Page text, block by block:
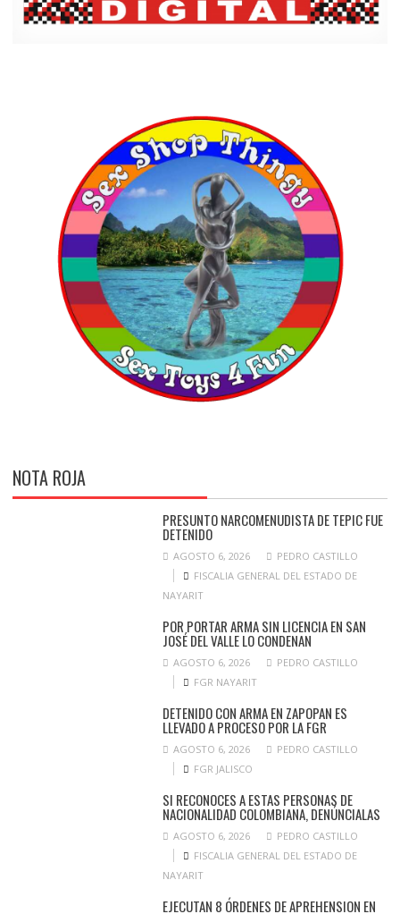
NOTA ROJA
PRESUNTO NARCOMENUDISTA DE TEPIC FUE
DETENIDO
AGOSTO 6, 2026
PEDRO CASTILLO
FISCALIA GENERAL DEL ESTADO DE
NAYARIT
POR PORTAR ARMA SIN LICENCIA EN SAN
JOSÉ DEL VALLE LO CONDENAN
AGOSTO 6, 2026
PEDRO CASTILLO
FGR NAYARIT
DETENIDO CON ARMA EN ZAPOPAN ES
LLEVADO A PROCESO POR LA FGR
AGOSTO 6, 2026
PEDRO CASTILLO
FGR JALISCO
SI RECONOCES A ESTAS PERSONAS DE
NACIONALIDAD COLOMBIANA, DENÚNCIALAS
AGOSTO 6, 2026
PEDRO CASTILLO
FISCALIA GENERAL DEL ESTADO DE
NAYARIT
EJECUTAN 8 ÓRDENES DE APREHENSION EN